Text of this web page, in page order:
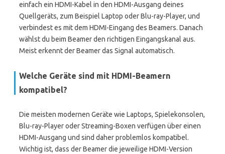
einfach ein HDMI-Kabel in den HDMI-Ausgang deines
Quellgeräts, zum Beispiel Laptop oder Blu-ray-Player, und
verbindest es mit dem HDMI-Eingang des Beamers. Danach
wählst du beim Beamer den richtigen Eingangskanal aus.
Meist erkennt der Beamer das Signal automatisch.
Welche Geräte sind mit HDMI-Beamern
kompatibel?
Die meisten modernen Geräte wie Laptops, Spielekonsolen,
Blu-ray-Player oder Streaming-Boxen verfügen über einen
HDMI-Ausgang und sind daher problemlos kompatibel.
Wichtig ist, dass der Beamer die jeweilige HDMI-Version